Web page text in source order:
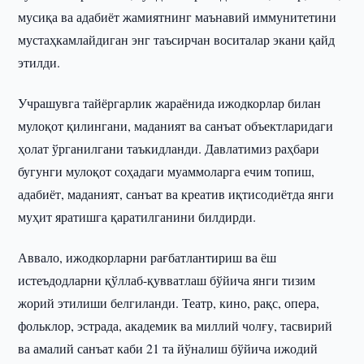
мусиқа ва адабиёт жамиятнинг маънавий иммунитетини
мустаҳкамлайдиган энг таъсирчан воситалар экани қайд
этилди.
Учрашувга тайёргарлик жараёнида ижодкорлар билан
мулоқот қилингани, маданият ва санъат объектларидаги
ҳолат ўрганилгани таъкидланди. Давлатимиз раҳбари
бугунги мулоқот соҳадаги муаммоларга ечим топиш,
адабиёт, маданият, санъат ва креатив иқтисодиётда янги
муҳит яратишга қаратилганини билдирди.
Аввало, ижодкорларни рағбатлантириш ва ёш
истеъдодларни қўллаб-қувватлаш бўйича янги тизим
жорий этилиши белгиланди. Театр, кино, рақс, опера,
фольклор, эстрада, академик ва миллий чолғу, тасвирий
ва амалий санъат каби 21 та йўналиш бўйича ижодий